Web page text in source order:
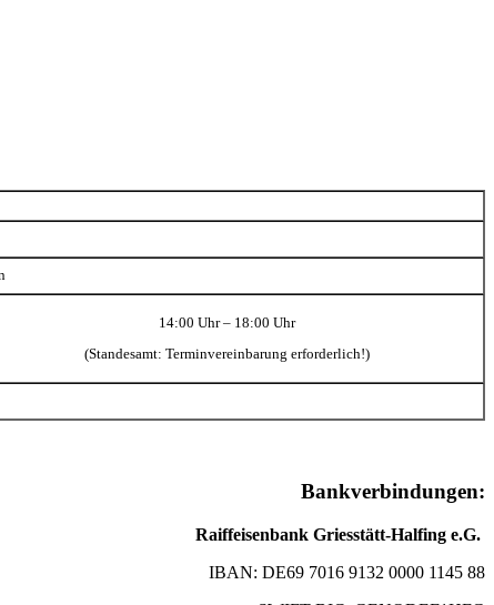
14:00 Uhr – 18:00 Uhr
(Standesamt: Terminvereinbarung erforderlich!)
Bankverbindungen:
Raiffeisenbank Griesstätt-Halfing e.G.
IBAN: DE69 7016 9132 0000 1145 88